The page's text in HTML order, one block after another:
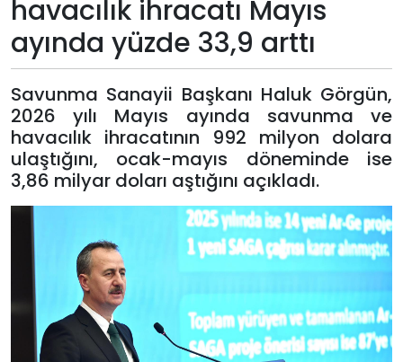
Giriş
Yap
havacılık ihracatı Mayıs
ayında yüzde 33,9 arttı
Savunma Sanayii Başkanı Haluk Görgün,
2026 yılı Mayıs ayında savunma ve
havacılık ihracatının 992 milyon dolara
ulaştığını, ocak-mayıs döneminde ise
3,86 milyar doları aştığını açıkladı.